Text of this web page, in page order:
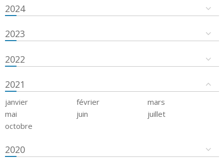
2024
2023
2022
2021
janvier février
mars
mai
juin
juillet
octobre
2020